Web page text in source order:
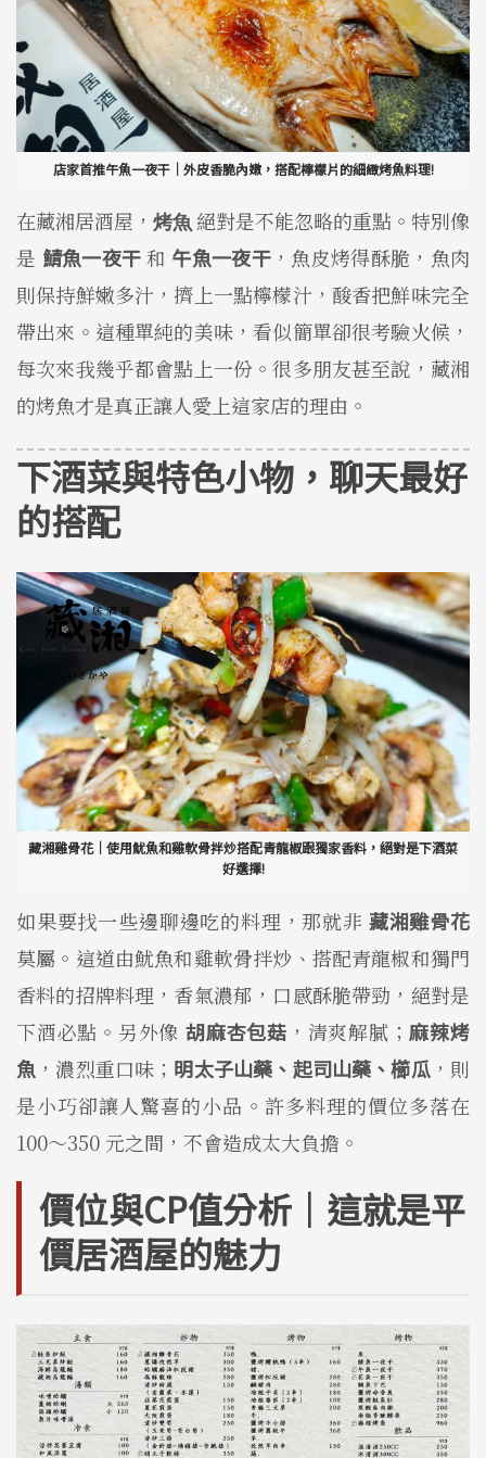
店家首推午魚一夜干｜外皮香脆內嫩，搭配檸檬片的細緻烤魚料理!
在藏湘居酒屋， 烤魚 絕對是不能忽略的重點。特別像
是 鯖魚一夜干和 午魚一夜干 ，魚皮烤得酥脆，魚肉
則保持鮮嫩多汁，擠上一點檸檬汁，酸香把鮮味完全
帶出來。這種單純的美味，看似簡單卻很考驗火候，
每次來我幾乎都會點上一份。很多朋友甚至說，藏湘
的烤魚才是真正讓人愛上這家店的理由。
下酒菜與特色小物，聊天最好
的搭配
藏湘雞骨花｜使用魷魚和雞軟骨拌炒搭配青龍椒跟獨家香料，絕對是下酒菜
好選擇!
如果要找一些邊聊邊吃的料理，那就非 藏湘雞骨花
莫屬。這道由魷魚和雞軟骨拌炒、搭配青龍椒和獨門
香料的招牌料理，香氣濃郁，口感酥脆帶勁，絕對是
下酒必點。另外像 胡麻杏包菇 ，清爽解膩； 麻辣烤
魚 ，濃烈重口味； 明太子山藥、起司山藥、櫛瓜 ，則
是小巧卻讓人驚喜的小品。許多料理的價位多落在
100～350 元之間，不會造成太大負擔。
價位與CP值分析｜這就是平
價居酒屋的魅力